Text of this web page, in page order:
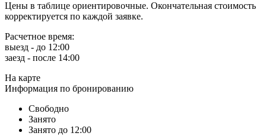
Цены в таблице ориентировочные. Окончательная стоимость
корректируется по каждой заявке.
Расчетное время:
выезд - до 12:00
заезд - после 14:00
На карте
Информация по бронированию
Свободно
Занято
Занято до 12:00